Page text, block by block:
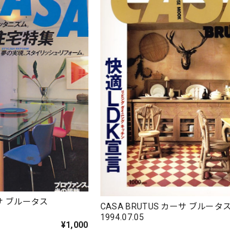
ブルータス
¥1,000
CASA BRUTUS カーサ ブルータ
1994.07.05